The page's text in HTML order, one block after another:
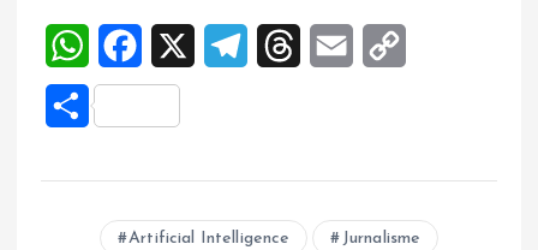
W
h
a
t
a
c
e
b
e
g
e i
l
y
L
S
Artificial Intelligence Jurnalisme